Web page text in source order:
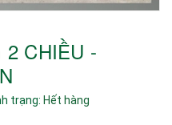
CHIỀU -
trạng: Hết hàng